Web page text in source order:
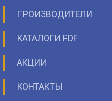
ПРОИЗВОДИТЕЛИ
КАТАЛОГИ PDF
АКЦИИ
КОНТАКТЫ